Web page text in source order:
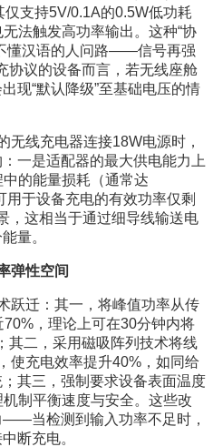
仅支持5V/0.1A的0.5W低功耗
法触发高功率输出。这种“协
懂汉语的人问路——信号再强
协议的设备而言，若无线座舱
现“默认降级”至基础电压的情
无线充电器连接18W电源时，
一是适配器的最大供电能力上
的能量损耗（通常达
于设备充电的有效功率仅剩
，这相当于通过细导线输送电
量。
弹性空间
跃迁：其一，将峰值功率从传
，理论上可在30分钟内将
其二，采用磁吸阵列技术将线
使充电效率提升40%，如同给
其三，强制要求设备表面温度
制平衡速度与安全。这些改
当检测到输入功率不足时，
断充电。